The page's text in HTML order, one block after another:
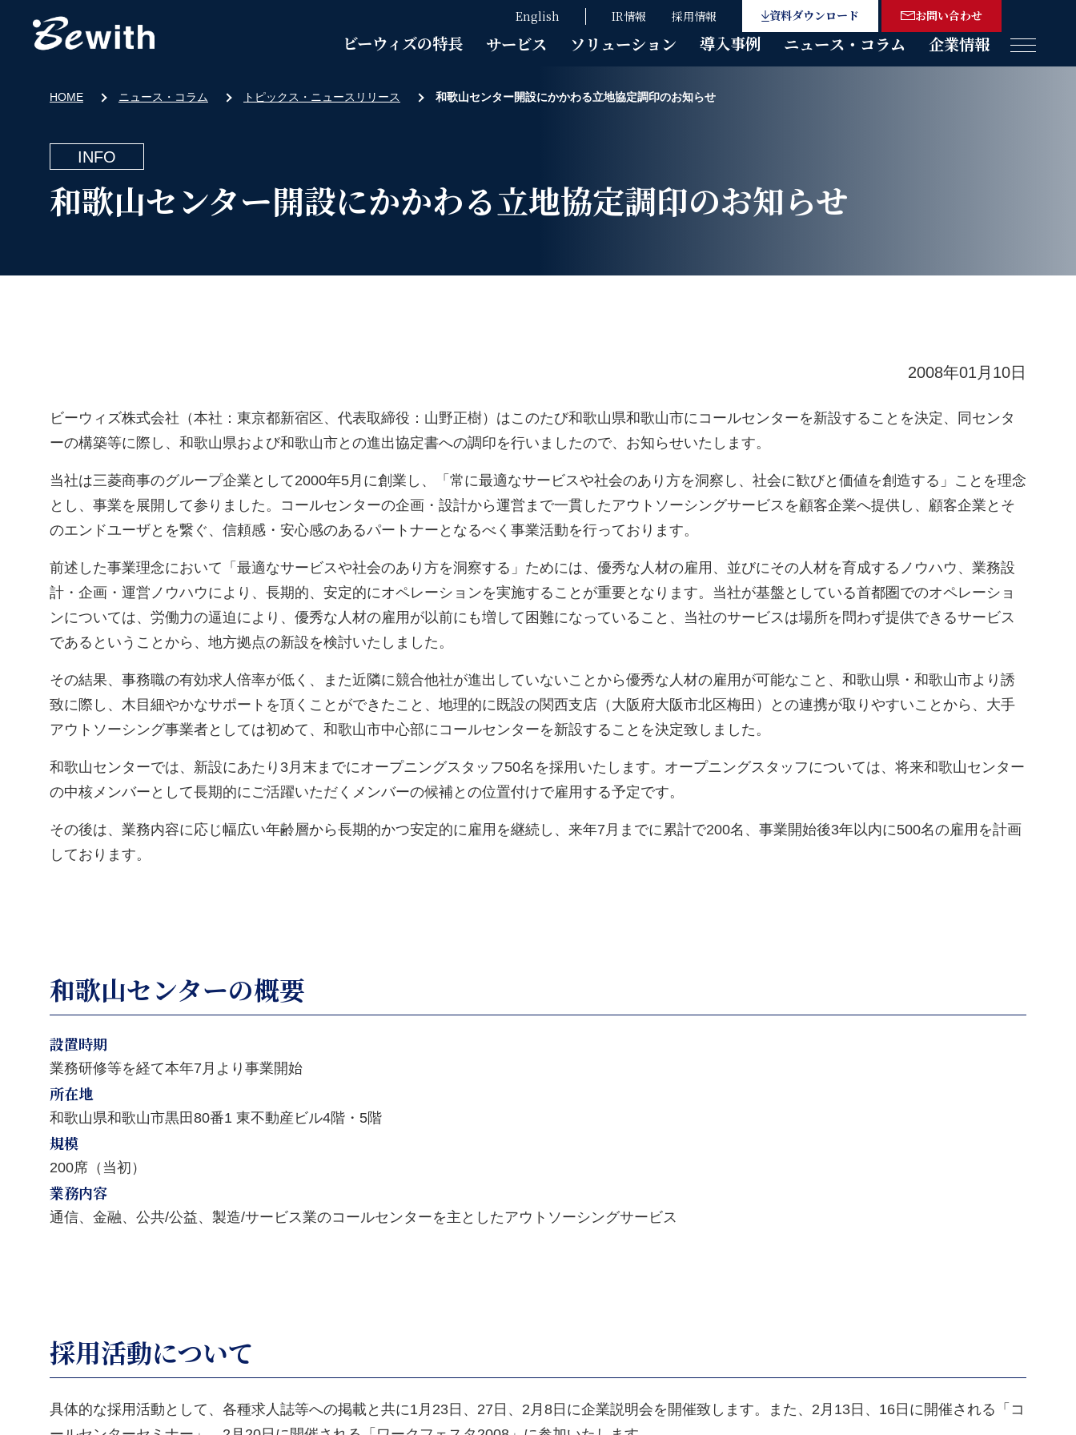
English IR情報 採用情報 資料ダウンロード お問い合わせ
ビーウィズの特長 サービス ソリューション 導入事例 ニュース・コラム 企業情報 メニュ
HOME ニュース・コラム トピックス・ニュースリリース 和歌山センター開設にかかわる立地協定調印のお知らせ
和歌山センター開設にかかわる立地協定調印のお知らせ
INFO
2008年01月10日
ビーウィズ株式会社（本社：東京都新宿区、代表取締役：山野正樹）はこのたび和歌山県和歌山市にコールセンターを新設することを決定、同センタ
ーの構築等に際し、和歌山県および和歌山市との進出協定書への調印を行いましたので、お知らせいたします。
当社は三菱商事のグループ企業として2000年5月に創業し、「常に最適なサービスや社会のあり方を洞察し、社会に歓びと価値を創造する」ことを理念
とし、事業を展開して参りました。コールセンターの企画・設計から運営まで一貫したアウトソーシングサービスを顧客企業へ提供し、顧客企業とそ
のエンドユーザとを繋ぐ、信頼感・安心感のあるパートナーとなるべく事業活動を行っております。
前述した事業理念において「最適なサービスや社会のあり方を洞察する」ためには、優秀な人材の雇用、並びにその人材を育成するノウハウ、業務設
計・企画・運営ノウハウにより、長期的、安定的にオペレーションを実施することが重要となります。当社が基盤としている首都圏でのオペレーショ
ンについては、労働力の逼迫により、優秀な人材の雇用が以前にも増して困難になっていること、当社のサービスは場所を問わず提供できるサービス
であるということから、地方拠点の新設を検討いたしました。
その結果、事務職の有効求人倍率が低く、また近隣に競合他社が進出していないことから優秀な人材の雇用が可能なこと、和歌山県・和歌山市より誘
致に際し、木目細やかなサポートを頂くことができたこと、地理的に既設の関西支店（大阪府大阪市北区梅田）との連携が取りやすいことから、大手
アウトソーシング事業者としては初めて、和歌山市中心部にコールセンターを新設することを決定致しました。
和歌山センターでは、新設にあたり3月末までにオープニングスタッフ50名を採用いたします。オープニングスタッフについては、将来和歌山センター
の中核メンバーとして長期的にご活躍いただくメンバーの候補との位置付けで雇用する予定です。
その後は、業務内容に応じ幅広い年齢層から長期的かつ安定的に雇用を継続し、来年7月までに累計で200名、事業開始後3年以内に500名の雇用を計画
しております。
和歌山センターの概要
設置時期
業務研修等を経て本年7月より事業開始
所在地
和歌山県和歌山市黒田80番1 東不動産ビル4階・5階
規模
200席（当初）
業務内容
通信、金融、公共/公益、製造/サービス業のコールセンターを主としたアウトソーシングサービス
採用活動について
具体的な採用活動として、各種求人誌等への掲載と共に1月23日、27日、2月8日に企業説明会を開催致します。また、2月13日、16日に開催される「コ